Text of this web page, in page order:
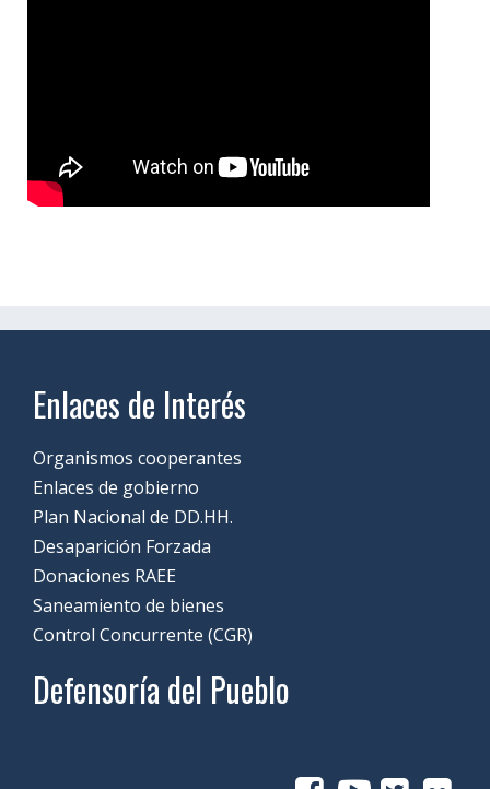
Enlaces de Interés
Organismos cooperantes
Enlaces de gobierno
Plan Nacional de DD.HH.
Desaparición Forzada
Donaciones RAEE
Saneamiento de bienes
Control Concurrente (CGR)
Defensoría del Pueblo